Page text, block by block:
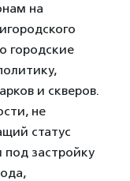
на
городские
и скверов.
не
статус
застройку